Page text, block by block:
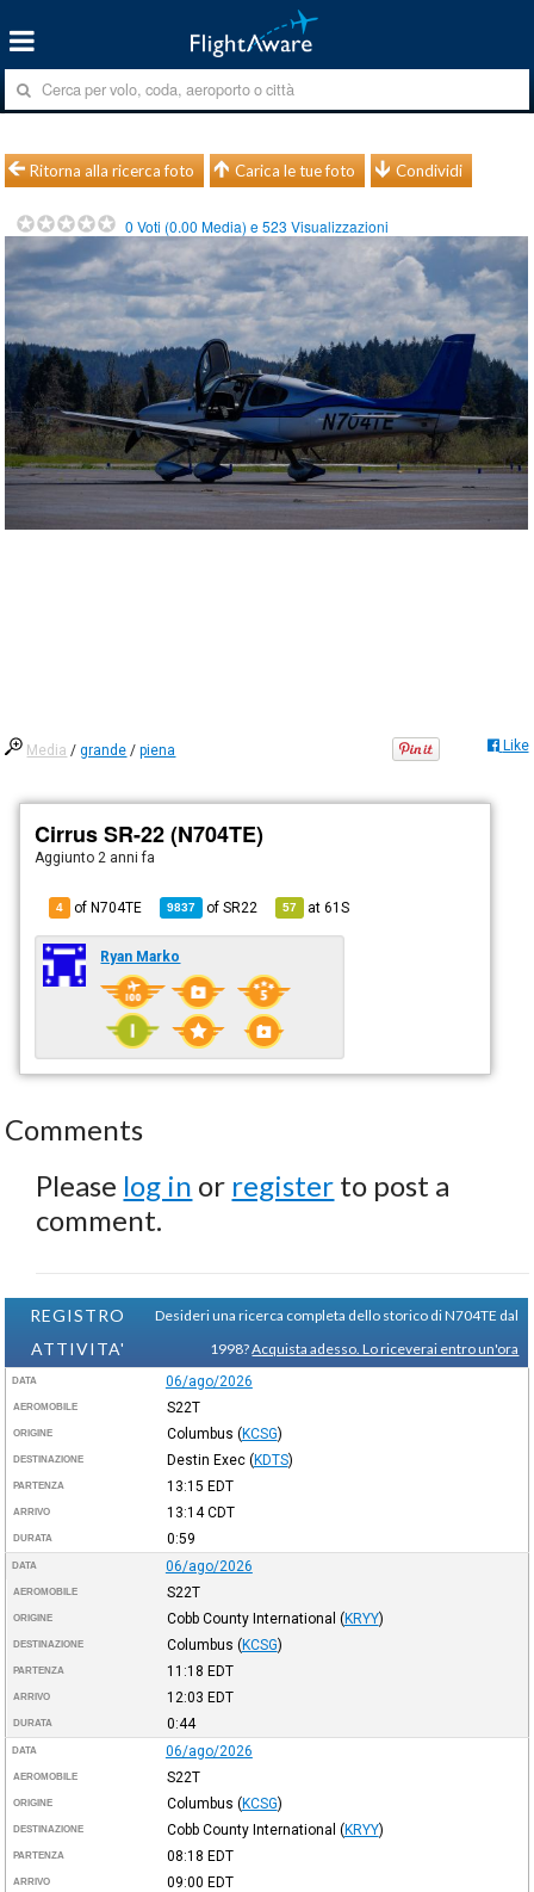
Ritorna alla ricerca foto Carica le tue foto Condividi
0 Voti (0.00 Media) e523 Visualizzazioni
Media /grande /piena Like
Cirrus SR-22 (N704TE)
Aggiunto 2 anni fa
4 of N704TE 9837 ofSR22 57 at61S
Ryan Marko
Comments
Please log in or register to post a
comment.
REGISTRO
ATTIVITA'
Desideri una ricerca completa dello storico di N704TE dal
1998?Acquista adesso. Lo riceverai entro un'ora
DATA 06/ago/2026
AEROMOBILE S22T
ORIGINE Columbus (KCSG)
DESTINAZIONE Destin Exec (KDTS)
PARTENZA 13:15 EDT
ARRIVO 13:14CDT
DURATA 0:59
DATA 06/ago/2026
AEROMOBILE S22T
ORIGINE Cobb County International (KRYY)
DESTINAZIONE Columbus (KCSG)
PARTENZA 11:18 EDT
ARRIVO 12:03 EDT
DURATA 0:44
DATA 06/ago/2026
AEROMOBILE S22T
ORIGINE Columbus (KCSG)
DESTINAZIONE Cobb County International (KRYY)
PARTENZA 08:18 EDT
ARRIVO 09:00 EDT